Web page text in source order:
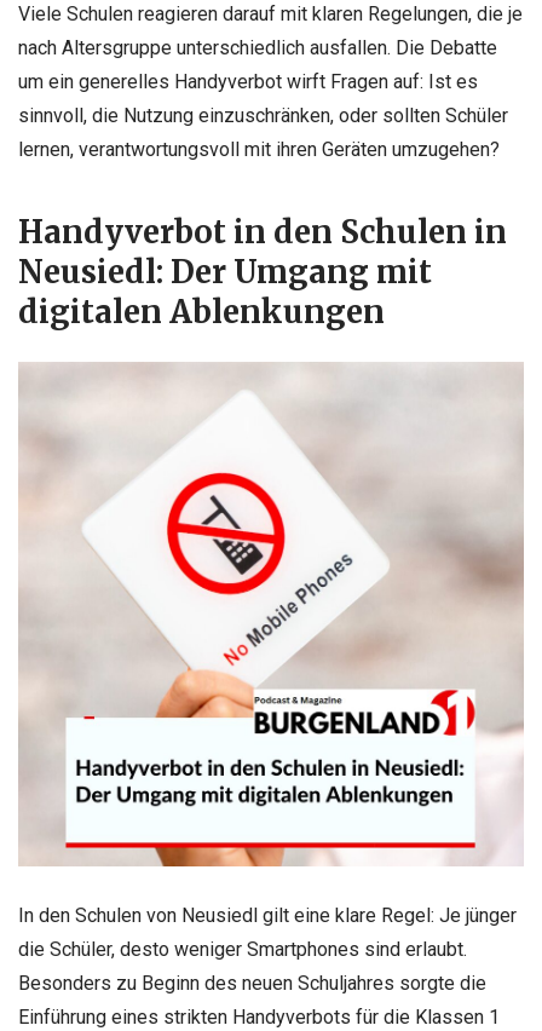
Viele Schulen reagieren darauf mit klaren Regelungen, die je
nach Altersgruppe unterschiedlich ausfallen. Die Debatte
um ein generelles Handyverbot wirft Fragen auf: Ist es
sinnvoll, die Nutzung einzuschränken, oder sollten Schüler
lernen, verantwortungsvoll mit ihren Geräten umzugehen?
Handyverbot in den Schulen in
Neusiedl: Der Umgang mit
digitalen Ablenkungen
In den Schulen von Neusiedl gilt eine klare Regel: Je jünger
die Schüler, desto weniger Smartphones sind erlaubt.
Besonders zu Beginn des neuen Schuljahres sorgte die
Einführung eines strikten Handyverbots für die Klassen 1